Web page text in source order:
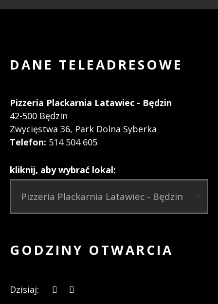
DANE TELEADRESOWE
Pizzeria Plackarnia Latawiec - Będzin
42-500 Będzin
Zwycięstwa 36, Park Dolna Syberka
Telefon: 514 504 605
kliknij, aby wybrać lokal:
GODZINY OTWARCIA
Dzisiaj: